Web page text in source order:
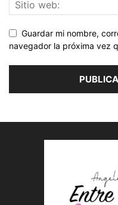
Guardar mi nombre,
navegador la próxima vez